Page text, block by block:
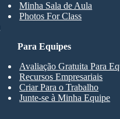
Minha Sala de Aula
Photos For Class
Para Equipes
Avaliação Gratuita Para
Recursos Empresariais
Criar Para o Trabalho
Junte-se à Minha Equipe